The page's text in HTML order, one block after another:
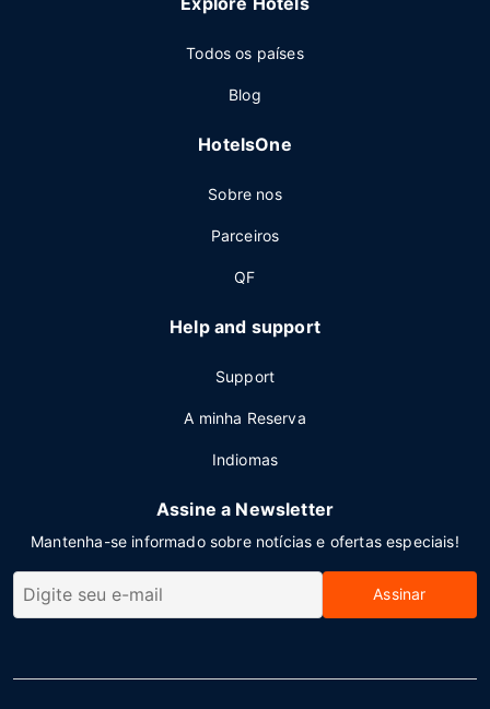
Todos os países
Blog
HotelsOne
Sobre nos
Parceiros
QF
Help and support
Support
A minha Reserva
Indiomas
Assine a Newsletter
Mantenha-se informado sobre notícias e ofertas especiais!
Assinar